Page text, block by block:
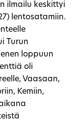
ilmailu keskittyi
lentosatamiin.
Turun
loppuun
oli
Vaasaan,
Kemiin,